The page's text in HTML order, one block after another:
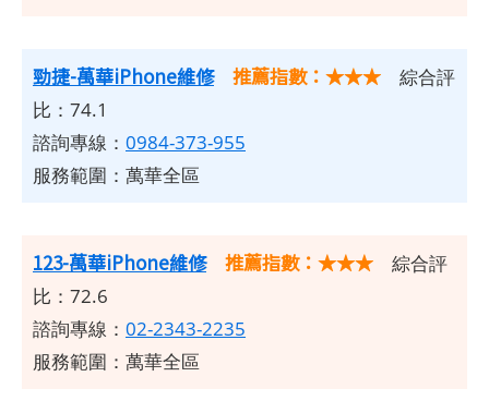
勁捷-萬華iPhone維修 推薦指數：★★★ 綜合評
比：74.1
諮詢專線： 0984-373-955
服務範圍：萬華全區
123-萬華iPhone維修 推薦指數：★★★ 綜合評
比：72.6
諮詢專線： 02-2343-2235
服務範圍：萬華全區